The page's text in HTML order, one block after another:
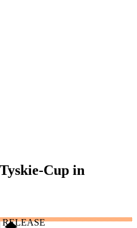
Cup in
RELEASE